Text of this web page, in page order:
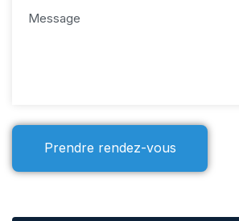
Prendre rendez-vous